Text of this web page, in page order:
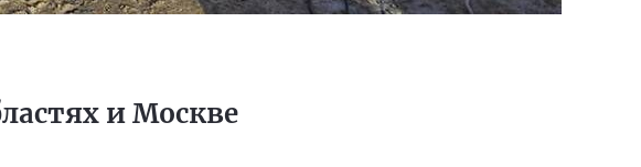
и Москве